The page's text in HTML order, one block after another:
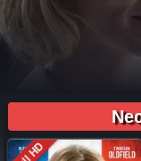
Necesitamos tu Voto en español latino, pelicula completa
Necesitamos tu Voto pelicula completa en español latino, ver
pelicula completa audio latino, Necesitamos tu Voto pelicula
Necesitamos tu Voto, Necesitamos tu Voto trailer, ver trailer
descargar torrent gratis, descargar pelicula completa
descargar Necesitamos tu Voto pelicula completa utorrent,
Español, en Español Latino, en Latino, ver Necesitamos tu Voto
ver pelicula Necesitamos tu Voto online gratis, ver online
Necesitamos tu Voto ver online, Ver Pelicula Necesitamos tu Voto
Voto Subtitulado,